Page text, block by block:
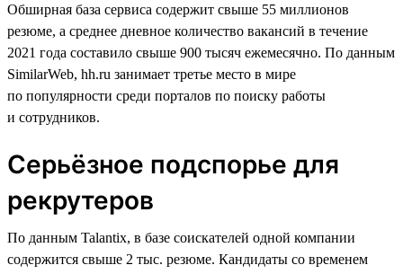
Обширная база сервиса содержит свыше 55 миллионов
резюме, а среднее дневное количество вакансий в течение
2021 года составило свыше 900 тысяч ежемесячно. По данным
SimilarWeb, hh.ru занимает третье место в мире
по популярности среди порталов по поиску работы
и сотрудников.
Серьёзное подспорье для
рекрутеров
По данным Talantix, в базе соискателей одной компании
содержится свыше 2 тыс. резюме. Кандидаты со временем